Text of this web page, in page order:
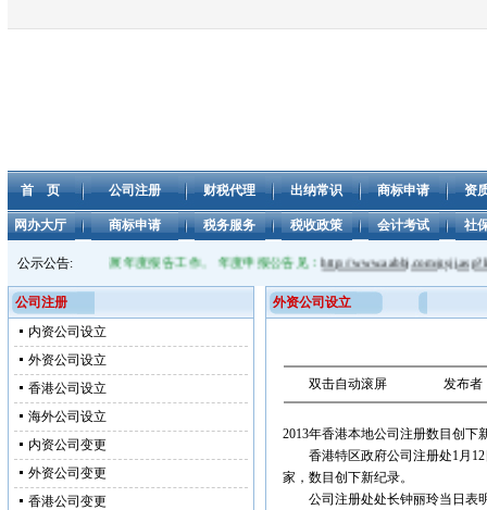
首 页 公司注册 财税代理 出纳常识 商标申请 资
网办大厅 商标申请 税务服务 税收政策 会计考试 社
公示公告:
公示系统开展年度报告工作。 年度申报公告见： http://www.aabbj.com/
公司注册
内资公司设立
外资公司设立
香港公司设立
海外公司设立
内资公司变更
外资公司变更
香港公司变更
外资公司设立
双击自动滚屏 发布者
2013年香港本地公司注册数目创下
香港特区政府公司注册处1月12
家，数目创下新纪录。
公司注册处处长钟丽玲当日表明